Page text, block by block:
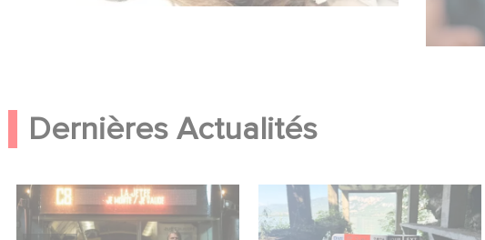
Dernières Actualités
Une date de sortie pour le
nouveau film de Franck
Le tournage de la mini-série
Le Roman de Marceau